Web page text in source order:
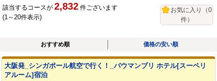
該当するコースが 2,832 件ございます
(1～20件表示)
お気に入り （0
件）
おすすめ順 価格の安い順
大阪発_シンガポール航空で行く！_バウマンブリ ホテル[スーペリ
アルーム]宿泊